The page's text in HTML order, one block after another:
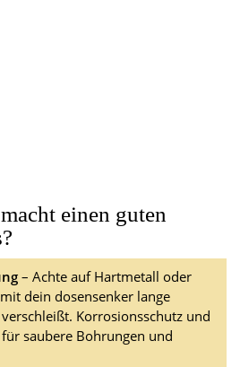
einen guten
– Achte auf Hartmetall oder
dein dosensenker lange
Korrosionsschutz und
saubere Bohrungen und